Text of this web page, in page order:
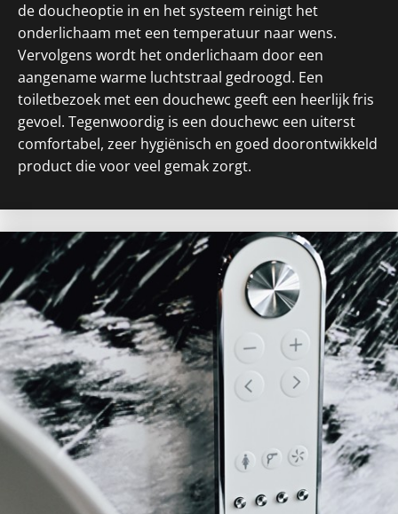
de doucheoptie in en het systeem reinigt het
onderlichaam met een temperatuur naar wens.
Vervolgens wordt het onderlichaam door een
aangename warme luchtstraal gedroogd. Een
toiletbezoek met een douchewc geeft een heerlijk fris
gevoel. Tegenwoordig is een douchewc een uiterst
comfortabel, zeer hygiënisch en goed doorontwikkeld
product die voor veel gemak zorgt.